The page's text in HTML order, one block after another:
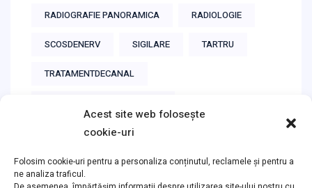
Acest site web folosește
cookie-uri
Folosim cookie-uri pentru a personaliza conținutul, reclamele și pentru a
ne analiza traficul.
RADIOGRAFIE PANORAMICA RADIOLOGIE
SCOSDENERV SIGILARE TARTRU
TRATAMENTDECANAL